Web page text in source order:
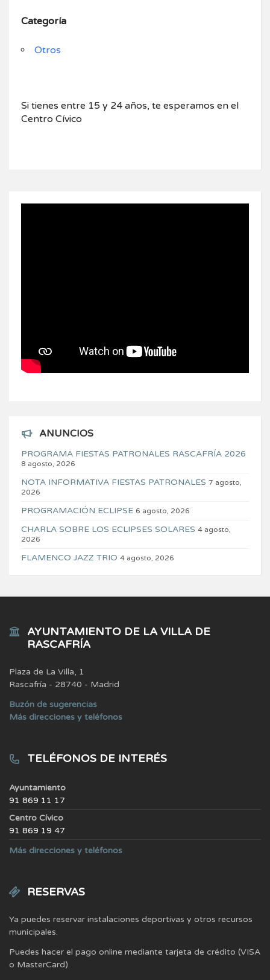
Categoría
Otros
Si tienes entre 15 y 24 años, te esperamos en el
Centro Cívico
ANUNCIOS
PROGRAMA FIESTAS PATRONALES RASCAFRÍA 2026
8 agosto, 2026
NOTA INFORMATIVA FIESTAS PATRONALES 7 agosto,
2026
PROGRAMACIÓN ECLIPSE 6 agosto, 2026
CHARLA SOBRE LOS ECLIPSES SOLARES 4 agosto,
2026
FLAMENCO JAZZ TRIO 4 agosto, 2026
AYUNTAMIENTO DE LA VILLA DE
RASCAFRÍA
Plaza de La Villa, 1
Rascafría - 28740 - Madrid
Buzón de sugerencias
Más direcciones y teléfonos
TELÉFONOS DE INTERÉS
Ayuntamiento
91 869 11 17
Centro Cívico
91 869 19 47
Más direcciones y teléfonos
RESERVAS
Ya puedes reservar instalaciones deportivas y otros recursos
municipales.
Puedes hacer el pago online mediante tarjeta de crédito (VISA
o MasterCard).